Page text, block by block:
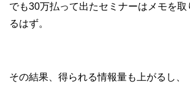
でも30万払って出たセミナーはメモを
るはず。
その結果、得られる情報量も上がるし、